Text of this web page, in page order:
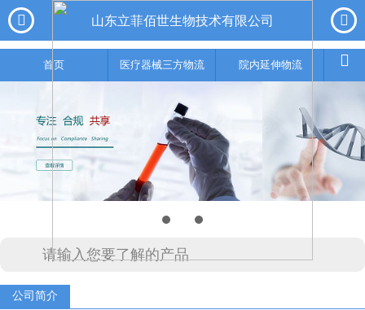
 山东立菲佰世生物技术有限公司 
首页 医疗器械三方物流 院内延伸物流 
公司简介


医疗器械三
方物流


综合服务

供应链金融